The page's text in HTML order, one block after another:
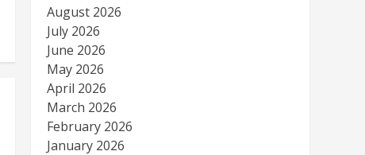
August 2026
July 2026
June 2026
May 2026
April 2026
March 2026
February 2026
January 2026